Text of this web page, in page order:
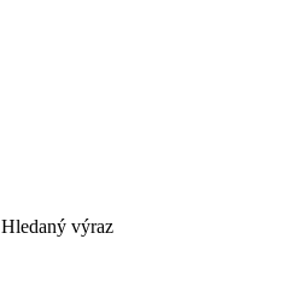
Hledaný výraz